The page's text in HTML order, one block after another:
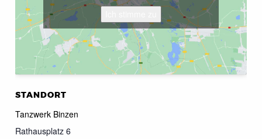
STANDORT
Tanzwerk Binzen
Rathausplatz 6